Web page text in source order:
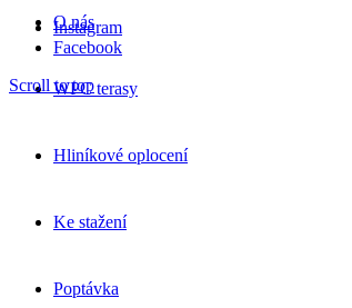
O nás
WPC terasy
Hliníkové oplocení
Ke stažení
Poptávka
Instagram
Facebook
Scroll to top